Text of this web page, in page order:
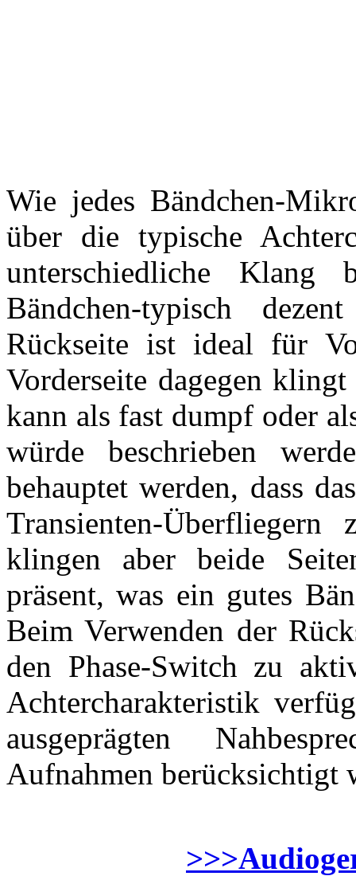
Wie jedes Bändchen-
über die typische
unterschiedliche
Bändchen-typisch
Rückseite ist ideal für
Vorderseite dagegen
kann als fast dumpf oder
würde beschrieben
behauptet werden, dass
Transienten-
klingen aber beide
präsent, was ein gutes
Beim Verwenden der
den Phase-Switch zu
Achtercharakteristik
ausgeprägten
Aufnahmen berücksichtigt